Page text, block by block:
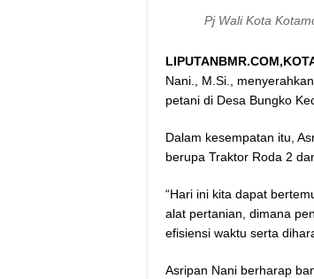
Pj Wali Kota
Nani., M.Si.,
petani di Desa Bungko
Dalam kesempatan itu,
berupa Traktor Roda 2
“Hari ini kita dapat
alat pertanian, dimana
efisiensi waktu serta
Asripan Nani berharap